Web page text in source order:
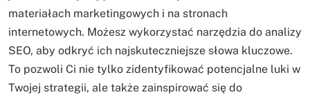
materiałach marketingowych i na stronach
internetowych. Możesz wykorzystać narzędzia do analizy
SEO, aby odkryć ich najskuteczniejsze słowa kluczowe.
To pozwoli Ci nie tylko zidentyfikować potencjalne luki w
Twojej strategii, ale także zainspirować się do